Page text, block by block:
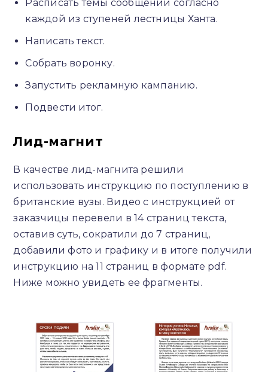
Расписать темы сообщений согласно
каждой из ступеней лестницы Ханта.
Написать текст.
Собрать воронку.
Запустить рекламную кампанию.
Подвести итог.
Лид-магнит
В качестве лид-магнита решили
использовать инструкцию по поступлению в
британские вузы. Видео с инструкцией от
заказчицы перевели в 14 страниц текста,
оставив суть, сократили до 7 страниц,
добавили фото и графику и в итоге получили
инструкцию на 11 страниц в формате pdf.
Ниже можно увидеть ее фрагменты.